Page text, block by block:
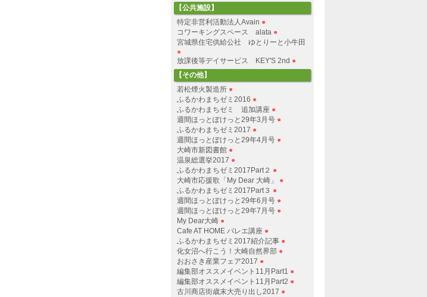
【公共施設】
特定非営利活動法人Avain ●
コワーキングスペース alata ●
宮城県住宅供給公社 ゆとりーと小牛田
●
放課後等デイサービス KEY'S 2nd ●
【その他】
若松煙火製造所 ●
ふるかわまちゼミ2016 ●
ふるかわまちゼミ 追加講座 ●
週間ほっとぽけっと29年3月号 ●
ふるかわまちゼミ2017 ●
週間ほっとぽけっと29年4月号 ●
大崎市新図書館 ●
温泉総選挙2017 ●
ふるかわまちゼミ2017Part２ ●
大崎市応援歌「My Dear 大崎」
●
ふるかわまちゼミ2017Part３ ●
週間ほっとぽけっと29年6月号 ●
週間ほっとぽけっと29年7月号 ●
My Dear大崎 ●
Cafe AT HOME バレエ講座 ●
ふるかわまちゼミ2017紹介記事 ●
化女沼へ行こう！大崎自然界部 ●
おおさき産業フェア2017 ●
編集部オススメイベント11月Part1 ●
編集部オススメイベント11月Part2 ●
古川商店街歳末大売り出し2017 ●